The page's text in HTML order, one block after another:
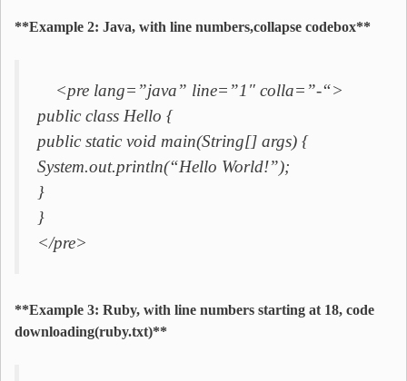
**Example 2: Java, with line numbers,collapse codebox**
<pre lang=”java” line=”1″ colla=”-“>
public class Hello {
public static void main(String[] args) {
System.out.println(“Hello World!”);
}
}
</pre>
**Example 3: Ruby, with line numbers starting at 18, code
downloading(ruby.txt)**